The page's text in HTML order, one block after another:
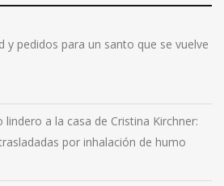
y pedidos para un santo que se vuelve
lindero a la casa de Cristina Kirchner:
por inhalación de humo